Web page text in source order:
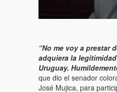
“No me voy a prestar
adquiera la
Uruguay.
que dio el senador
José Mujica, para